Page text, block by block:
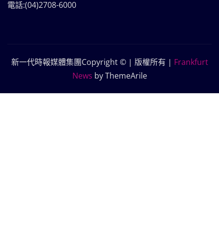
電話:(04)2708-6000
新一代時報媒體集團Copyright © | 版權所有 | Frankfurt
News by ThemeArile